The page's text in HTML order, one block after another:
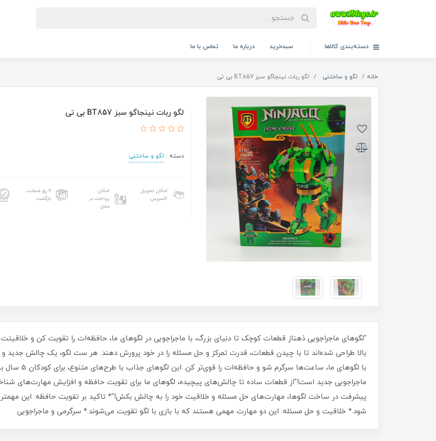
دسته‌بندی کالاها سبدخرید درباره ما تماس با ما
خانه لگو و ساختنی لگو ربات نینجاگو سبز BT857 بی تی
لگو ربات نینجاگو سبز BT857 بی تی
دسته : لگو و ساختنی
امکان تحویل
اکسپرس
امکان
پرداخت در
محل
۷ روز ضمانت
بازگشت
بالا طراحی شده‌اند تا با چیدن قطعات، قدرت تمرکز و حل مسئله را در خود پرورش دهند. هر ست لگو، یک چالش جدید
با لگوهای ما،
پیشرفت در ساخت لگوها، مهارت‌های حل مسئله و خلاقیت خود را به چالش بکش!"* تاکید بر تقویت حافظه: این
شود.* خلاقیت و حل مسئله: این دو مهارت مهمی هستند که با بازی با لگو تقویت می‌شوند.* سرگرمی و ماجراجویی